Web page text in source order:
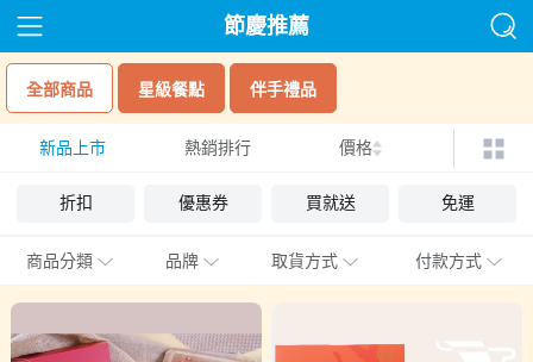
節慶推薦
全部商品 星級餐點 伴手禮品
新品上市 熱銷排行 價格
折扣 優惠券 買就送 免運
商品分類 品牌 取貨方式 付款方式